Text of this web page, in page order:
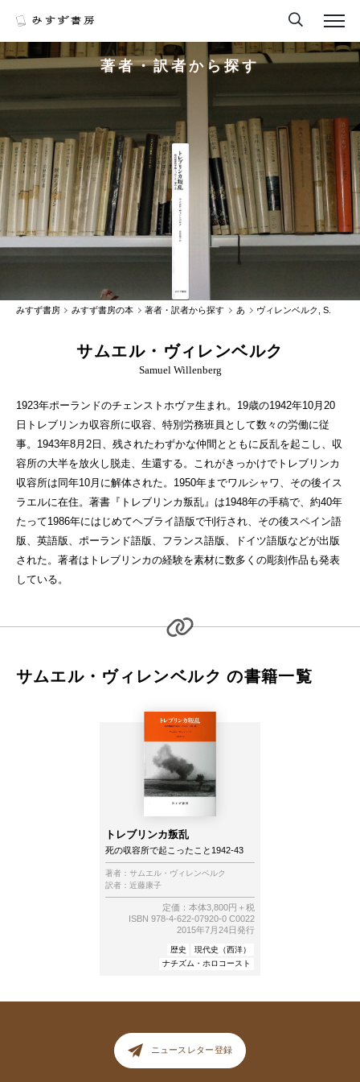
著者・訳者から探す
みすず書房 みすず書房の本 著者・訳者から探す あ ヴィレンベルク, S.
サムエル・ヴィレンベルク
Samuel Willenberg
1923年ポーランドのチェンストホヴァ生まれ。19歳の1942年10月20
日トレブリンカ収容所に収容、特別労務班員として数々の労働に従
事。1943年8月2日、残されたわずかな仲間とともに反乱を起こし、収
容所の大半を放火し脱走、生還する。これがきっかけでトレブリンカ
収容所は同年10月に解体された。1950年までワルシャワ、その後イス
ラエルに在住。著書『トレブリンカ叛乱』は1948年の手稿で、約40年
たって1986年にはじめてヘブライ語版で刊行され、その後スペイン語
版、英語版、ポーランド語版、フランス語版、ドイツ語版などが出版
された。著者はトレブリンカの経験を素材に数多くの彫刻作品も発表
している。
サムエル・ヴィレンベルク の書籍一覧
トレブリンカ叛乱
死の収容所で起こったこと1942-43
著者： サムエル・ヴィレンベルク
訳者： 近藤康子
定価：本体3,800円＋税
ISBN 978-4-622-07920-0 C0022
2015年7月24日発行
歴史
現代史（西洋）
ナチズム・ホロコースト
ニュースレター登録